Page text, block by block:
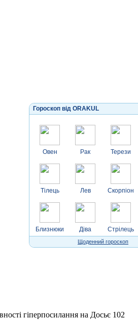
Гороскоп від ORAKUL
Овен
Тілець
Близнюки
Рак
Лев
Діва
Терези
Скорпіон
Стрілець
Щоденний гороскоп
гіперпосилання на Досьє 102